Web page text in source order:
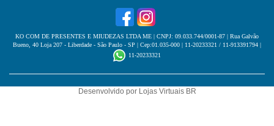
KO COM DE PRESENTES E MIUDEZAS LTDA ME | CNPJ: 09.033.744/0001-87 | Rua Galvão
Bueno, 40 Loja 207 - Liberdade - São Paulo - SP | Cep:01.035-000 | 11-20233321 / 11-913391794 |
11-20233321
Desenvolvido por Lojas Virtuais BR